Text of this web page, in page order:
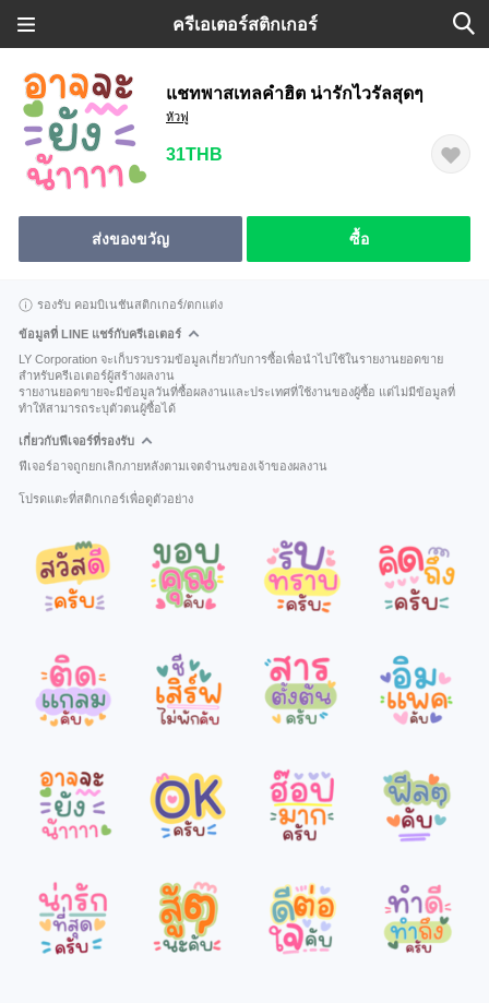
ครีเอเตอร์สติกเกอร์
แชทพาสเทลคำฮิต น่ารักไวรัลสุดๆ
หัวฟู
31THB
ส่งของขวัญ ซื้อ
รองรับ คอมบิเนชันสติกเกอร์/ตกแต่ง
ข้อมูลที่ LINE แชร์กับครีเอเตอร์
LY Corporation จะเก็บรวบรวมข้อมูลเกี่ยวกับการซื้อเพื่อนำไปใช้ในรายงานยอดขาย
สำหรับครีเอเตอร์ผู้สร้างผลงาน
รายงานยอดขายจะมีข้อมูลวันที่ซื้อผลงานและประเทศที่ใช้งานของผู้ซื้อ แต่ไม่มีข้อมูลที่
ทำให้สามารถระบุตัวตนผู้ซื้อได้
เกี่ยวกับฟีเจอร์ที่รองรับ
ฟีเจอร์อาจถูกยกเลิกภายหลังตามเจตจำนงของเจ้าของผลงาน
โปรดแตะที่สติกเกอร์เพื่อดูตัวอย่าง